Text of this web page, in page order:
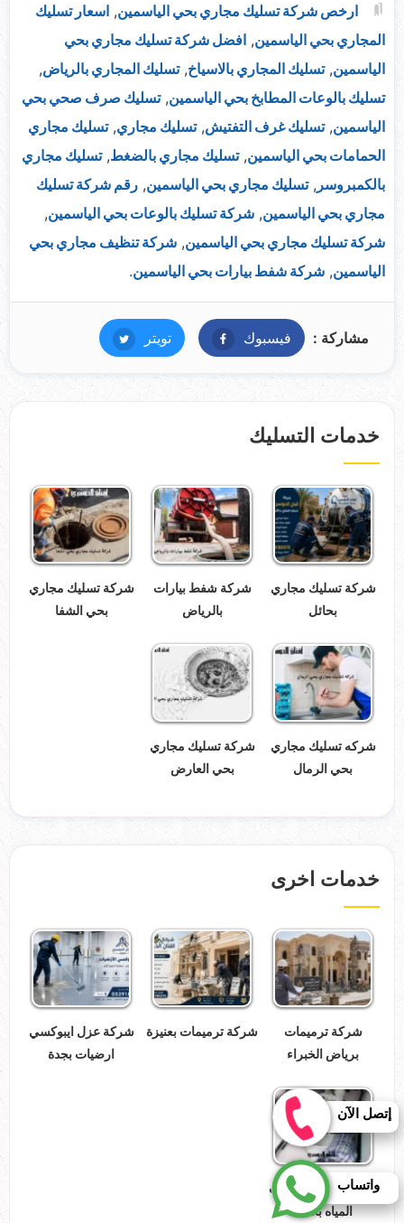
ارخص شركة تسليك مجاري بحي الياسمين, اسعار تسليك
المجاري بحي الياسمين, افضل شركة تسليك مجاري بحي
الياسمين,تسليك المجاري بالاسياخ,تسليك المجاري بالرياض,
تسليك بالوعات المطابخ بحي الياسمين,تسليك صرف صحي بحي
الياسمين,تسليك غرف التفتيش,تسليك مجاري,تسليك مجاري
الحمامات بحي الياسمين,تسليك مجاري بالضغط,تسليك مجاري
بالكمبروسر ,تسليك مجاري بحي الياسمين, رقم شركة تسليك
مجاري بحي الياسمين, شركة تسليك بالوعات بحي الياسمين,
شركة تسليك مجاري بحي الياسمين, شركة تنظيف مجاري بحي
الياسمين, شركة شفط بيارات بحي الياسمين.
مشاركة : فيسبوك فيسبوكتويتر تويتر
خدمات التسليك
شركة تسليك مجاري
بحائل
شركة شفط بيارات
بالرياض
شركة تسليك مجاري
بحي الشفا
شركه تسليك مجاري
بحي الرمال
شركة تسليك مجاري
بحي العارض
خدمات اخرى
شركة ترميمات
برياض الخبراء
شركة ترميمات بعنيزة
شركة عزل ايبوكسي
ارضيات بجدة
شركة كشف تسربات
المياه بحائل
واتساب
إتصل الآن